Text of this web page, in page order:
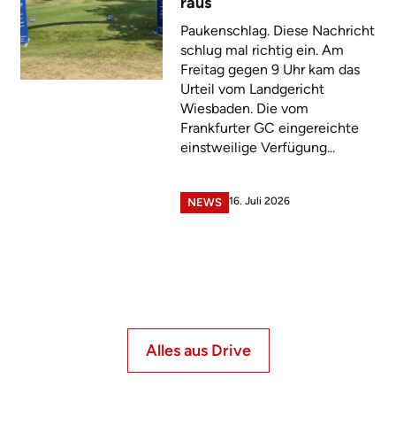
Paukenschlag. Diese Nachricht
schlug mal richtig ein. Am
Freitag gegen 9 Uhr kam das
Urteil vom Landgericht
Wiesbaden. Die vom
Frankfurter GC eingereichte
einstweilige Verfügung...
NEWS 16. Juli 2026
Alles aus Drive